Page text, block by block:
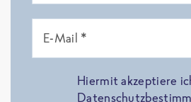
E-Mail *
Hiermit akzeptiere